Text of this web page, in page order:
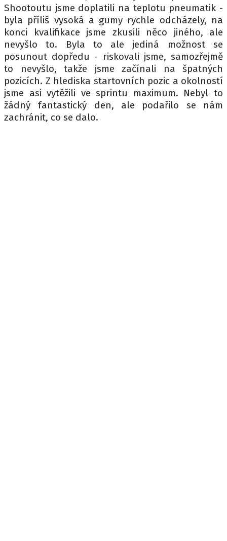
Shootoutu jsme doplatili na teplotu pneumatik -
byla příliš vysoká a gumy rychle odcházely, na
konci kvalifikace jsme zkusili něco jiného, ale
nevyšlo to. Byla to ale jediná možnost se
posunout dopředu - riskovali jsme, samozřejmě
to nevyšlo, takže jsme začínali na špatných
pozicích. Z hlediska startovních pozic a okolností
jsme asi vytěžili ve sprintu maximum. Nebyl to
žádný fantastický den, ale podařilo se nám
zachránit, co se dalo.